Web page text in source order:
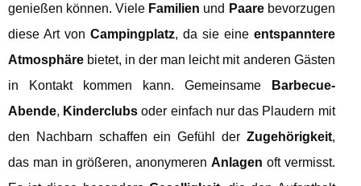
genießen können. Viele Familien und Paarebevorzugen
diese Art von Campingplatz, da sie eine entspanntere
Atmosphäre bietet, in der man leicht mit anderen Gästen
in Kontakt kommen kann. Gemeinsame
Barbecue-
Abende, Kinderclubs oder einfach nur das Plaudern mit
den Nachbarn schaffen ein Gefühl der Zugehörigkeit,
das man in größeren, anonymeren Anlagen oft vermisst.